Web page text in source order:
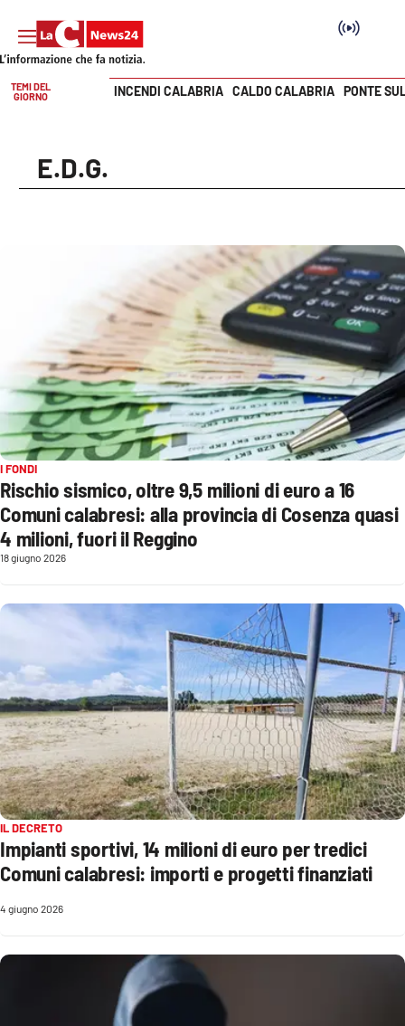
Cronaca
Economia e lavoro
Italia Mondo
Sanità
Sport
Cultura
Podcast
Meteo
VIDEO
Ambiente
Cronaca
Cultura
Vai
TEMI DEL
GIORNO
INCENDI CALABRIA CALDO CALABRIA PONTE
E.D.G.
I FONDI
Rischio sismico, oltre 9,5 milioni di euro a 16
Comuni calabresi: alla provincia di Cosenza quasi
4 milioni, fuori il Reggino
18 giugno 2026
IL DECRETO
Impianti sportivi, 14 milioni di euro per tredici
Comuni calabresi: importi e progetti finanziati
4 giugno 2026